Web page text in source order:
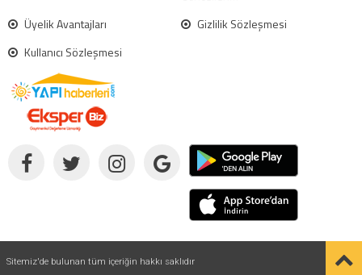
Üyelik Avantajları
Gizlilik Sözleşmesi
Kullanıcı Sözleşmesi
Sitemiz'de bulunan tüm içeriğin hakkı saklıdır